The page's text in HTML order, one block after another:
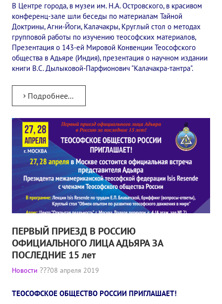
В Центре города, в музеи им. Н.А. Островского, в красивом
конференц-зале шли беседы по материалам Тайной
Доктрины, Агни-Йоги, Калачакры, Круглый стол о методах
групповой работы по изучению теософских материалов,
Презентация о 143-ей Мировой Конвенции Теософского
общества в Адьяре (Индия), презентация о научном издании
книги В.С. Дылыковой-Парфионович "Калачакра-тантра".
Подробнее...
ПЕРВЫЙ ПРИЕЗД В РОССИЮ
ОФИЦИАЛЬНОГО ЛИЦА АДЬЯРА ЗА
ПОСЛЕДНИЕ 15 лет
Новости 08 апреля 2019
ТЕОСОФСКОЕ ОБЩЕСТВО РОССИИ ПРИГЛАШАЕТ!